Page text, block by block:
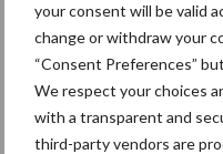
your consent will be valid
change or withdraw your
“Consent Preferences”
We respect your choices
with a transparent and
third-party vendors are
markt